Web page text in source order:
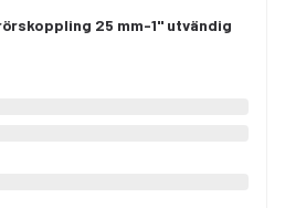
25 mm-1" utvändig